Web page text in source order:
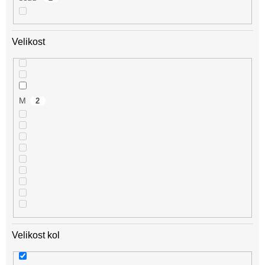
Velikost
M 2
Velikost kol